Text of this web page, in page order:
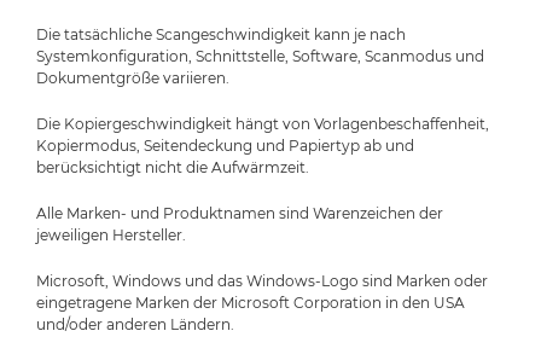
Die tatsächliche Scangeschwindigkeit kann je nach
Systemkonfiguration, Schnittstelle, Software, Scanmodus und
Dokumentgröße variieren.
Die Kopiergeschwindigkeit hängt von Vorlagenbeschaffenheit,
Kopiermodus, Seitendeckung und Papiertyp ab und
berücksichtigt nicht die Aufwärmzeit.
Alle Marken- und Produktnamen sind Warenzeichen der
jeweiligen Hersteller.
Microsoft, Windows und das Windows-Logo sind Marken oder
eingetragene Marken der Microsoft Corporation in den USA
und/oder anderen Ländern.